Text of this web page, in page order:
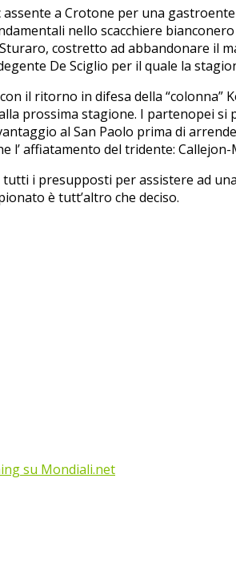
a Crotone per una
nello scacchiere
costretto ad abbandonare il
De Sciglio per il quale la
il ritorno in difesa della “colonna”
prossima stagione. I partenopei
al San Paolo prima di
affiatamento del tridente:
i presupposti per assistere ad
è tutt’altro che deciso.
su Mondiali.net